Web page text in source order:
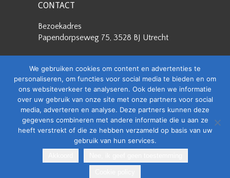
CONTACT
Bezoekadres
Papendorpseweg 75, 3528 BJ Utrecht
Papendorpseweg 75, 3528 BJ Utrecht
Stuur een e-mail
info@feda.nl
Bel ons
+31 88 4008506
We gebruiken cookies om content en advertenties te
personaliseren, om functies voor social media te bieden en om
ons websiteverkeer te analyseren. Ook delen we informatie
over uw gebruik van onze site met onze partners voor social
media, adverteren en analyse. Deze partners kunnen deze
gegevens combineren met andere informatie die u aan ze
heeft verstrekt of die ze hebben verzameld op basis van uw
gebruik van hun services.